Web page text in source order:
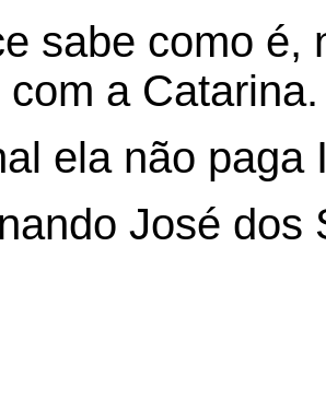
sabe como é,
com a
ela não
José dos